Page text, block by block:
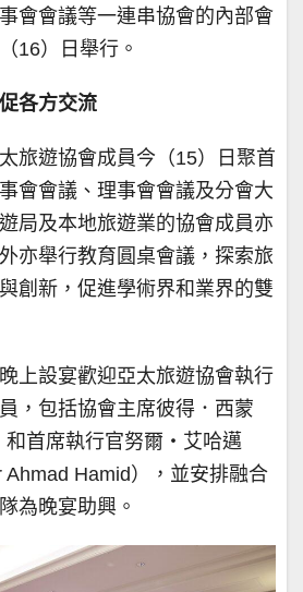
會會議等一連串協會的內部會
16）日舉行。
各方交流
旅遊協會成員今（15）日聚首
會會議、理事會會議及分會大
局及本地旅遊業的協會成員亦
亦舉行教育圓桌會議，探索旅
創新，促進學術界和業界的雙
上設宴歡迎亞太旅遊協會執行
，包括協會主席彼得．西蒙
和首席執行官努爾‧艾哈邁
Hamid），並安排融合
為晚宴助興。